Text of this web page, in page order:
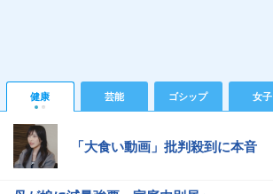
健康 芸能 ゴシップ 女子
「大食い動画」批判殺到に本音